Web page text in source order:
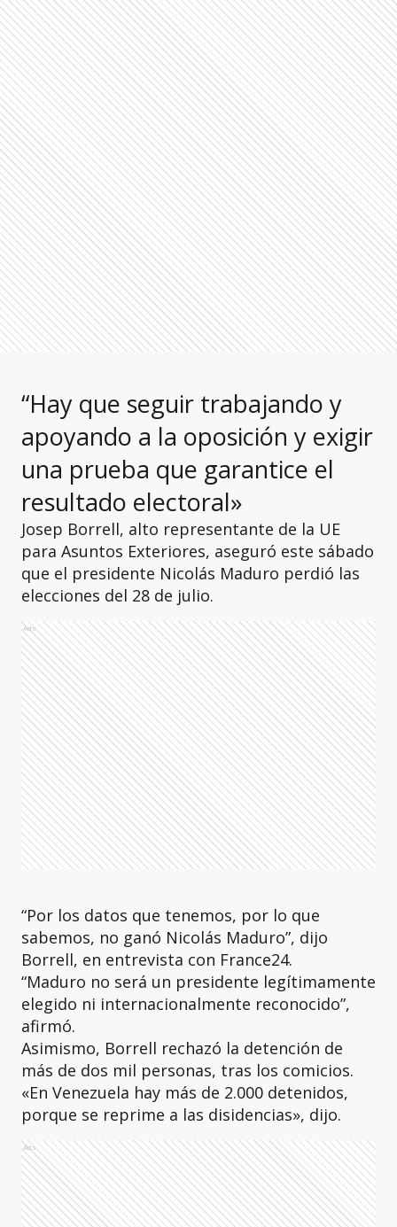
“Hay que seguir trabajando y
apoyando a la oposición y exigir
una prueba que garantice el
resultado electoral»
Josep Borrell, alto representante de la UE
para Asuntos Exteriores, aseguró este sábado
que el presidente Nicolás Maduro perdió las
elecciones del 28 de julio.
Ads
“Por los datos que tenemos, por lo que
sabemos, no ganó Nicolás Maduro”, dijo
Borrell, en entrevista con France24.
“Maduro no será un presidente legítimamente
elegido ni internacionalmente reconocido”,
afirmó.
Asimismo, Borrell rechazó la detención de
más de dos mil personas, tras los comicios.
«En Venezuela hay más de 2.000 detenidos,
porque se reprime a las disidencias», dijo.
Ads